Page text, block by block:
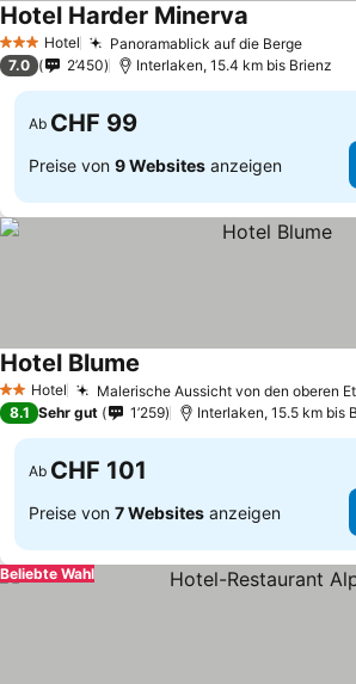
3 SterneHotel Panoramablick auf die Berge
Hotel Harder Minerva
7.0 2’450 Interlaken, 15.4 km bis Brienz
Ab CHF 99
Preise von 9 Websites anzeigen
2 Sterne
Hotel Malerische Aussicht von den oberen
Hotel Blume
8.1 Sehr gut 1’259 Interlaken, 15.5 km bis
Ab CHF 101
Preise von 7 Websites anzeigen
Beliebte Wahl